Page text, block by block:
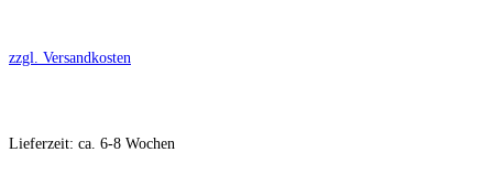
zzgl. Versandkosten
Lieferzeit: ca. 6-8 Wochen